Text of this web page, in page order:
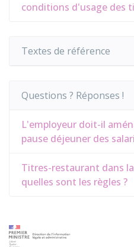
conditions d'usage des
Textes de référence
Questions ? Réponses !
L'employeur doit-il
pause déjeuner des
Titres-restaurant dans
quelles sont les règles ?